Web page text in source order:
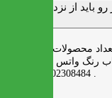
باید از نزدیک دید
محصولات زیاد و فضای
رنگ واتس اپ به شماره